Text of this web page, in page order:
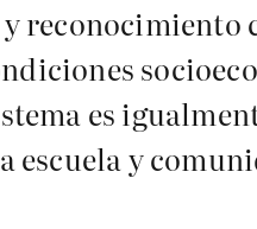
reconocimiento
es
y